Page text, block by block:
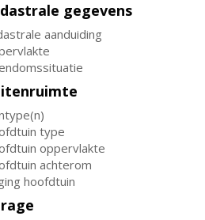
gegevens
aanduiding
type
oppervlakte
achterom
hoofdtuin